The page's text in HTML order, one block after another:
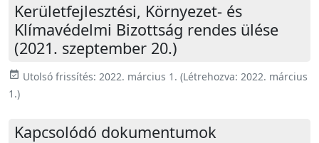
Kerületfejlesztési, Környezet- és
Klímavédelmi Bizottság rendes ülése
(2021. szeptember 20.)
event_available Utolsó frissítés: 2022. március 1. (Létrehozva: 2022. március
1.)
Kapcsolódó dokumentumok